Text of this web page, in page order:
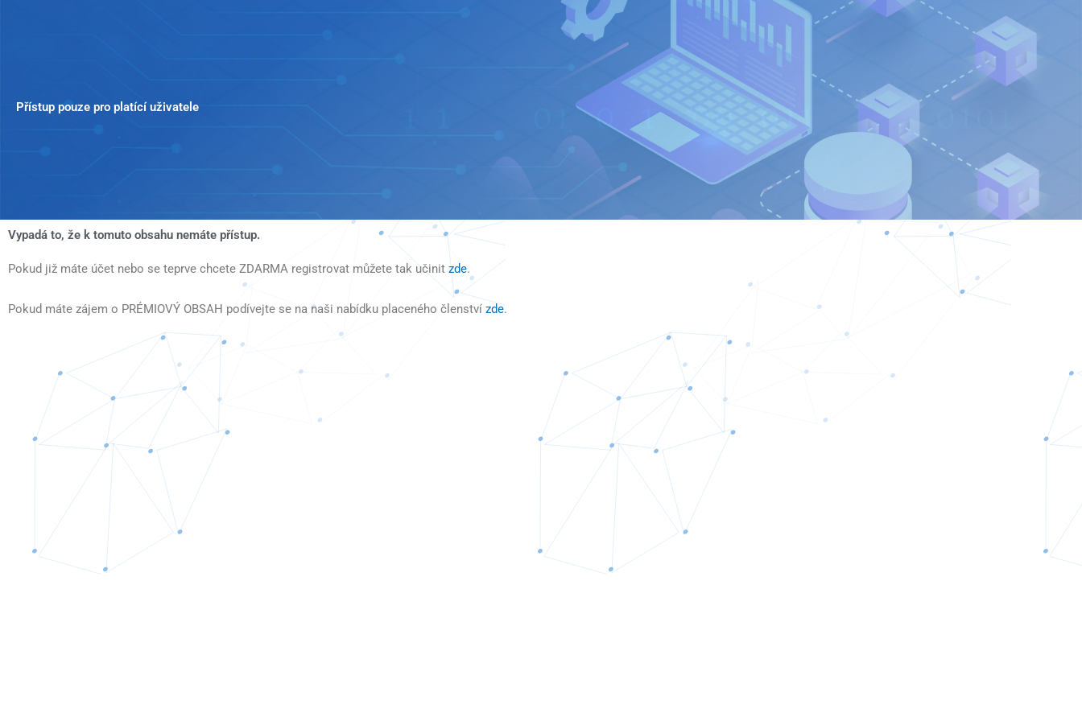
Přístup pouze pro platící uživatele
Vypadá to, že k tomuto obsahu nemáte přístup.
Pokud již máte účet nebo se teprve chcete ZDARMA registrovat můžete tak učinit zde.
Pokud máte zájem o PRÉMIOVÝ OBSAH podívejte se na naši nabídku placeného členství zde.